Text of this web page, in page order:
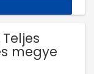
megye